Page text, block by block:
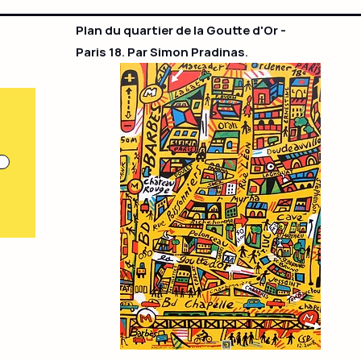
Plan du quartier de la Goutte d'Or -
Paris 18. Par Simon Pradinas.